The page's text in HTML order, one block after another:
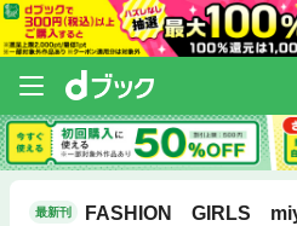
最新刊
FASHION GIRLS